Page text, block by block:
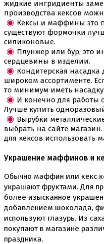
Коврики
Венчики
Ленты
Формы
жидкие ингридиенты
производства кексов
Кексы и маффины это
существуют формочки
силиконовые.
Плунжер или бур, это
сердцевины в изделии.
Кондитерская
широком ассортименте.
то минимум иметь
И конечно для работы
Лучше купить
Вырубки
выбрать на сайте
для кексов использовать
Украшение маффинов и
Обычно маффин или кекс
украшают фруктами. Для
более изысканное
добавлением шоколада,
используют глазурь. Из
покупают в магазине
праздника.